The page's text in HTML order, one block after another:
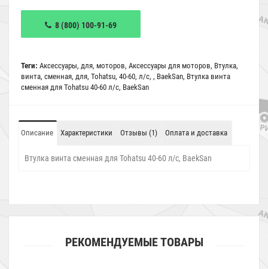
8 (800) 100-91-69
Теги: Аксессуары, для, моторов, Аксессуары для моторов, Втулка,
винта, сменная, для, Tohatsu, 40-60, л/с, , BaekSan, Втулка винта
сменная для Tohatsu 40-60 л/с, BaekSan
Описание Характеристики Отзывы (1) Оплата и доставка
Втулка винта сменная для Tohatsu 40-60 л/с, BaekSan
РЕКОМЕНДУЕМЫЕ ТОВАРЫ